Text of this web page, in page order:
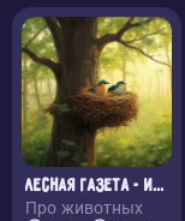
Лесная газета - Июнь
Про животных